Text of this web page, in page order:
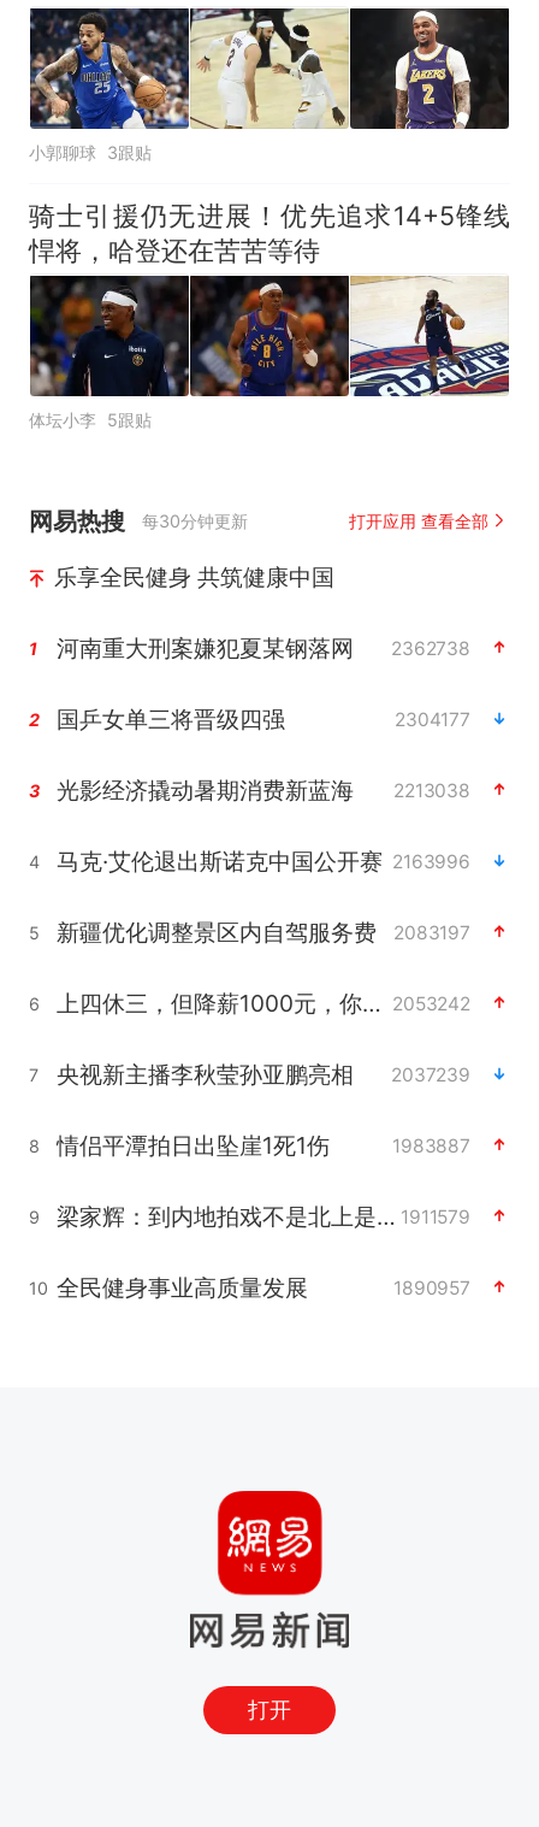
小郭聊球 3跟贴
骑士引援仍无进展！优先追求14+5锋线
悍将，哈登还在苦苦等待
体坛小李 5跟贴
网易热搜 每30分钟更新 打开应用 查看全部
乐享全民健身 共筑健康中国
1 河南重大刑案嫌犯夏某钢落网 2362738
2 国乒女单三将晋级四强 2304177
3 光影经济撬动暑期消费新蓝海 2213038
4 马克·艾伦退出斯诺克中国公开赛 2163996
5 新疆优化调整景区内自驾服务费 2083197
6 上四休三，但降薪1000元，你接受吗？ 2053242
7 央视新主播李秋莹孙亚鹏亮相 2037239
8 情侣平潭拍日出坠崖1死1伤 1983887
9 梁家辉：到内地拍戏不是北上是回归 1911579
10 全民健身事业高质量发展 1890957
打开